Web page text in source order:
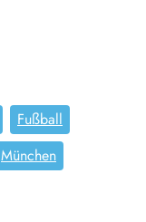
Fußball
München